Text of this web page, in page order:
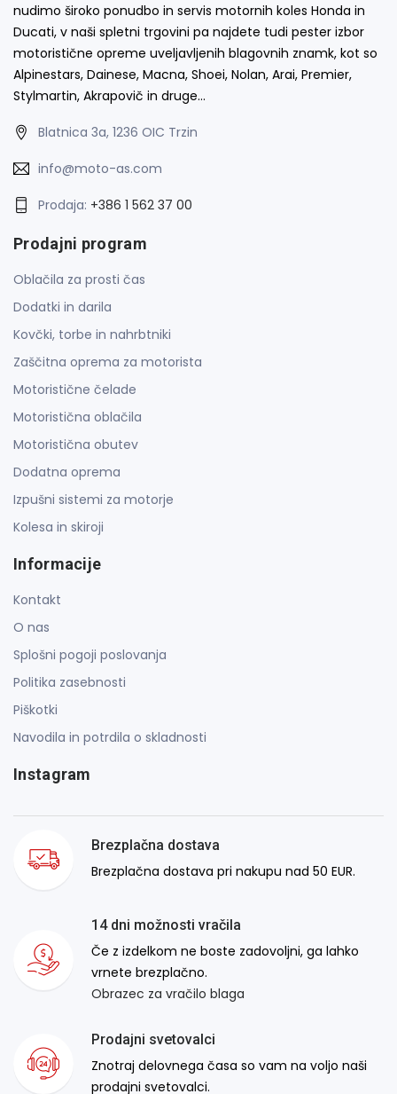
nudimo široko ponudbo in servis motornih koles Honda in
Ducati, v naši spletni trgovini pa najdete tudi pester izbor
motoristične opreme uveljavljenih blagovnih znamk, kot so
Alpinestars, Dainese, Macna, Shoei, Nolan, Arai, Premier,
Stylmartin, Akrapovič in druge…
Blatnica 3a, 1236 OIC Trzin
info@moto-as.com
Prodaja: +386 1 562 37 00
Prodajni program
Oblačila za prosti čas
Dodatki in darila
Kovčki, torbe in nahrbtniki
Zaščitna oprema za motorista
Motoristične čelade
Motoristična oblačila
Motoristična obutev
Dodatna oprema
Izpušni sistemi za motorje
Kolesa in skiroji
Informacije
Kontakt
O nas
Splošni pogoji poslovanja
Politika zasebnosti
Piškotki
Navodila in potrdila o skladnosti
Instagram
Brezplačna dostava
Brezplačna dostava pri nakupu nad 50 EUR.
14 dni možnosti vračila
Če z izdelkom ne boste zadovoljni, ga lahko
vrnete brezplačno.
Obrazec za vračilo blaga
Prodajni svetovalci
Znotraj delovnega časa so vam na voljo naši
prodajni svetovalci.